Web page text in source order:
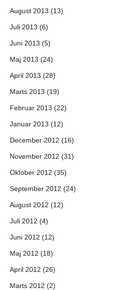
August 2013 (13)
Juli 2013 (6)
Juni 2013 (5)
Maj 2013 (24)
April 2013 (28)
Marts 2013 (19)
Februar 2013 (22)
Januar 2013 (12)
December 2012 (16)
November 2012 (31)
Oktober 2012 (35)
September 2012 (24)
August 2012 (12)
Juli 2012 (4)
Juni 2012 (12)
Maj 2012 (18)
April 2012 (26)
Marts 2012 (2)